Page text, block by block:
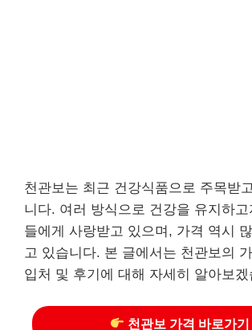
천관보는 최근 건강식품으로 주목받
니다. 여러 방식으로 건강을 유지하
들에게 사랑받고 있으며, 가격 역시
고 있습니다. 본 글에서는 천관보의
입처 및 후기에 대해 자세히 알아보겠
천관보 가격 바로가기